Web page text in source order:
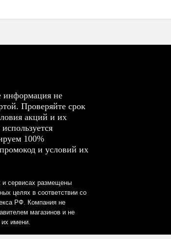
информация не
Проверяйте срок
акций и их
100%
и условий их
и сервисах размещены
целях в соответствии со
РФ. Компания не
магазинов и не
их имени.